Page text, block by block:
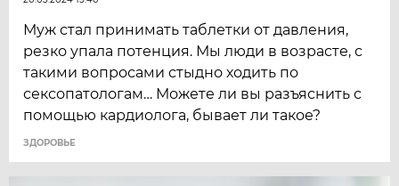
Муж стал принимать таблетки от давления,
резко упала потенция. Мы люди в возрасте, с
такими вопросами стыдно ходить по
сексопатологам… Можете ли вы разъяснить с
помощью кардиолога, бывает ли такое?
ЗДОРОВЬЕ